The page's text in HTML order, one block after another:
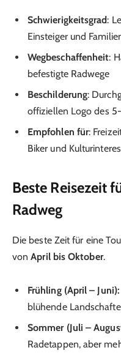
Schwierigkeitsgrad:
Einsteiger und
Wegbeschaffenheit:
befestigte Radwege
Beschilderung:
offiziellen Logo des
Empfohlen für:
Biker und
Beste Reisezeit
Radweg
Die beste Zeit für eine
vonApril bis Oktober.
Frühling (April – Juni):
blühende
Sommer (Juli –
Radetappen, aber